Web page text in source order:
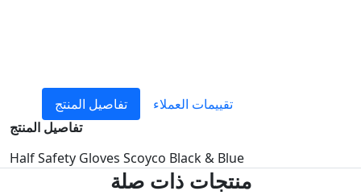
تفاصيل المنتج
تقييمات العملاء
تفاصيل المنتج
Half Safety Gloves Scoyco Black & Blue
منتجات ذات صلة